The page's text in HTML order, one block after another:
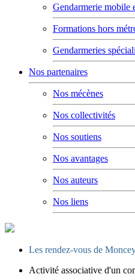
Gendarmerie mobile
Formations hors
Gendarmeries
Nos partenaires
Nos mécènes
Nos collectivités
Nos soutiens
Nos avantages
Nos auteurs
Nos liens
Les rendez-vous de
Activité associative d'un